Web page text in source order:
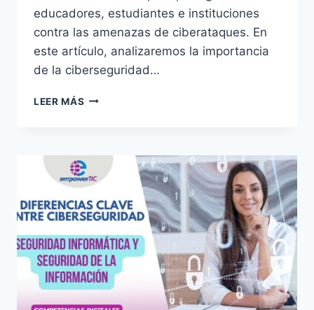
educadores, estudiantes e instituciones
contra las amenazas de ciberataques. En
este artículo, analizaremos la importancia
de la ciberseguridad…
LEER MÁS